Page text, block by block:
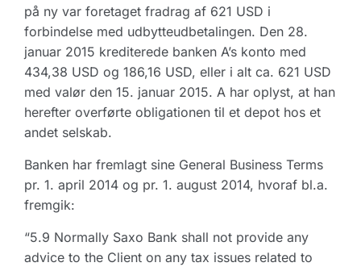
på ny var foretaget fradrag af 621 USD i
forbindelse med udbytteudbetalingen. Den 28.
januar 2015 krediterede banken A’s konto med
434,38 USD og 186,16 USD, eller i alt ca. 621 USD
med valør den 15. januar 2015. A har oplyst, at han
herefter overførte obligationen til et depot hos et
andet selskab.
Banken har fremlagt sine General Business Terms
pr. 1. april 2014 og pr. 1. august 2014, hvoraf bl.a.
fremgik:
“5.9 Normally Saxo Bank shall not provide any
advice to the Client on any tax issues related to